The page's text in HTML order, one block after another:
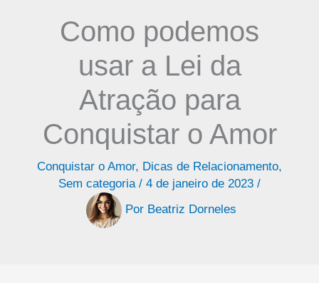
Como podemos
usar a Lei da
Atração para
Conquistar o Amor
Conquistar o Amor, Dicas de Relacionamento,
Sem categoria/ 4 de janeiro de 2023 /
Por Beatriz Dorneles